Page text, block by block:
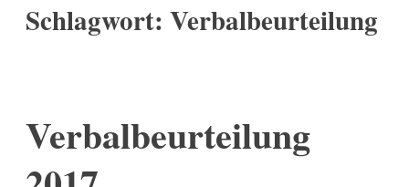
Schlagwort: Verbalbeurteilung
Verbalbeurteilung